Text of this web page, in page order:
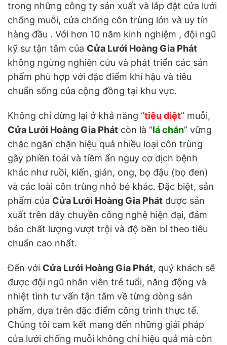
trong những công ty sản xuất và lắp đặt cửa lưới
chống muỗi, cửa chống côn trùng lớn và uy tín
hàng đầu . Với hơn 10 năm kinh nghiệm , đội ngũ
kỹ sư tận tâm của Cửa Lưới Hoàng Gia Phát
không ngừng nghiên cứu và phát triển các sản
phẩm phù hợp với đặc điểm khí hậu và tiêu
chuẩn sống của cộng đồng tại khu vực.
Không chỉ dừng lại ở khả năng “tiêu diệt” muỗi,
Cửa Lưới Hoàng Gia Phát còn là “lá chắn” vững
chắc ngăn chặn hiệu quả nhiều loại côn trùng
gây phiền toái và tiềm ẩn nguy cơ dịch bệnh
khác như ruồi, kiến, gián, ong, bọ đậu (bọ đen)
và các loài côn trùng nhỏ bé khác. Đặc biệt, sản
phẩm của Cửa Lưới Hoàng Gia Phát được sản
xuất trên dây chuyền công nghệ hiện đại, đảm
bảo chất lượng vượt trội và độ bền bỉ theo tiêu
chuẩn cao nhất.
Đến với Cửa Lưới Hoàng Gia Phát, quý khách sẽ
được đội ngũ nhân viên trẻ tuổi, năng động và
nhiệt tình tư vấn tận tâm về từng dòng sản
phẩm, dựa trên đặc điểm công trình thực tế.
Chúng tôi cam kết mang đến những giải pháp
cửa lưới chống muỗi không chỉ hiệu quả mà còn